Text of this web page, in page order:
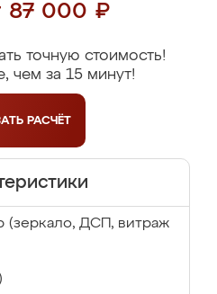
87 000 ₽
точную стоимость!
чем за 15 минут!
РАСЧЁТ
(зеркало, ДСП, витраж